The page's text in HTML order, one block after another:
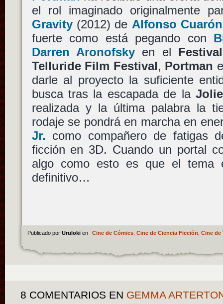
el rol imaginado originalmente
Gravity(2012) de Alfonso Cuarón
fuerte como está pegando con
Darren Aronofskyen el
Telluride Film Festival, Portman
darle al proyecto la suficiente
busca tras la escapada de laJolie
realizada y la última palabra la
rodaje se pondrá en marcha en
Jr. como compañero de fatigas
ficción en 3D. Cuando un portal
algo como esto es que el tema
definitivo…
Publicado por Uruloki en Cine de Cómics, Cine de Ciencia Ficción Cine de
8 COMENTARIOS EN GEMMA